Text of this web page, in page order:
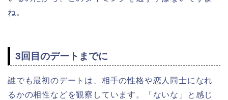
ね。
3回目のデートまでに
誰でも最初のデートは、相手の性格や恋人同士になれ
るかの相性などを観察しています。「ないな」と感じ